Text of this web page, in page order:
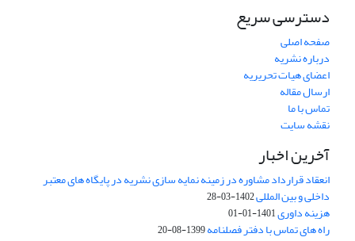
دسترسی سریع
صفحه اصلی
درباره نشریه
اعضای هیات تحریریه
ارسال مقاله
تماس با ما
نقشه سایت
آخرین اخبار
انعقاد قرارداد مشاوره در زمینه نمایه سازی نشریه در پایگاه های معتبر
داخلی و بین المللی1402-03-28
هزینه داوری1401-01-01
راه های تماس با دفتر فصلنامه1399-08-20